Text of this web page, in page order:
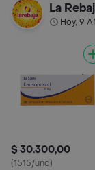
La
Hoy, 9
$ 30.300,00
(1515/und)